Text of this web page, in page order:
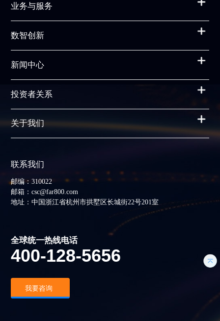
业务与服务
数智创新
新闻中心
投资者关系
关于我们
联系我们
邮编：310022
邮箱：csc@far800.com
地址：中国浙江省杭州市拱墅区长城街22号201室
全球统一热线电话
400-128-5656
我要咨询